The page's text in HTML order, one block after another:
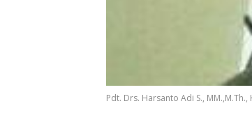
Pdt. Drs. Harsanto Adi S., MM.,M.Th.,